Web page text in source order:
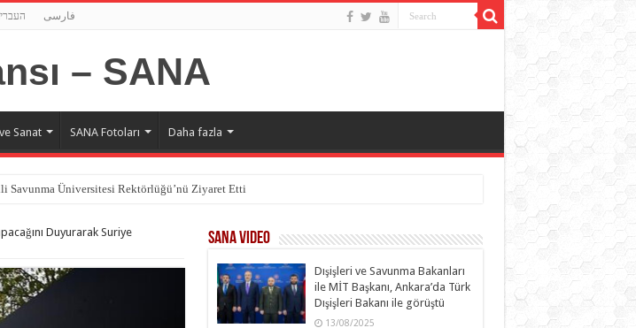
فارسی
Sanat SANA Fotoları Daha fazla
Savunma Üniversitesi Rektörlüğü’nü Ziyaret Etti
Duyurarak Suriye
SANA Video
Dışişleri ve Savunma Bakanları
ile MİT Başkanı, Ankara’da Türk
Dışişleri Bakanı ile görüştü
13/08/2025